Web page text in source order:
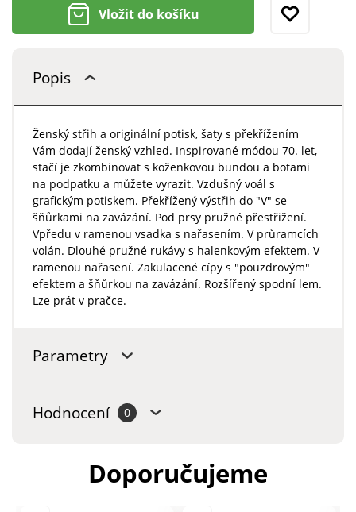
Vložit do košíku
Popis
Ženský střih a originální potisk, šaty s překřížením
Vám dodají ženský vzhled. Inspirované módou 70. let,
stačí je zkombinovat s koženkovou bundou a botami
na podpatku a můžete vyrazit. Vzdušný voál s
grafickým potiskem. Překřížený výstřih do "V" se
šňůrkami na zavázání. Pod prsy pružné přestřižení.
Vpředu v ramenou vsadka s nařasením. V průramcích
volán. Dlouhé pružné rukávy s halenkovým efektem. V
ramenou nařasení. Zakulacené cípy s "pouzdrovým"
efektem a šňůrkou na zavázání. Rozšířený spodní lem.
Lze prát v pračce.
Parametry
Hodnocení 0
Doporučujeme